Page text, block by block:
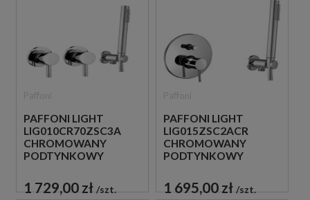
PAFFONI LIGHT
LIG010CR70ZSC3A
CHROMOWANY
PODTYNKOWY
PRYSZNICOWY
1 729,00 zł szt.
PAFFONI LIGHT
LIG015ZSC2ACR
CHROMOWANY
PODTYNKOWY
PRYSZNICOWY
1 695,00 zł szt.